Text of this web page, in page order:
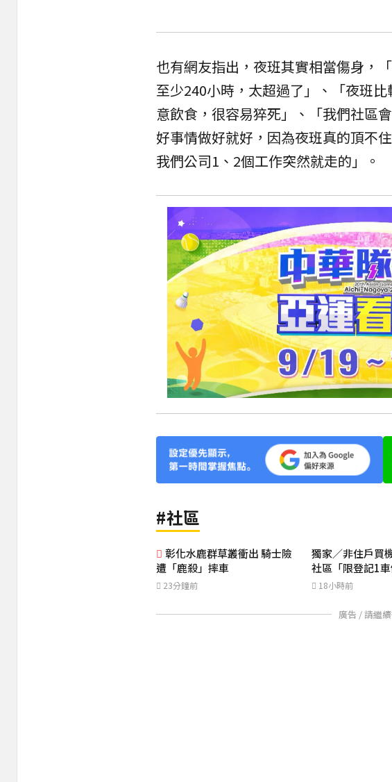
也有網友指出，夜班其實相當傷身，
至少240小時，太超過了」、「夜班
意飲食，很容易猝死」、「我們社區
好事情做好就好，因為夜班真的頂不
我們公司1、2個工作突然就走的」。
#社區
彰化水鹿群草叢衝出 騎士險
遭「鹿殺」摔車
23分鐘前
獨家／非住戶買
社區「限登記1
18小時前
廣告 / 請繼